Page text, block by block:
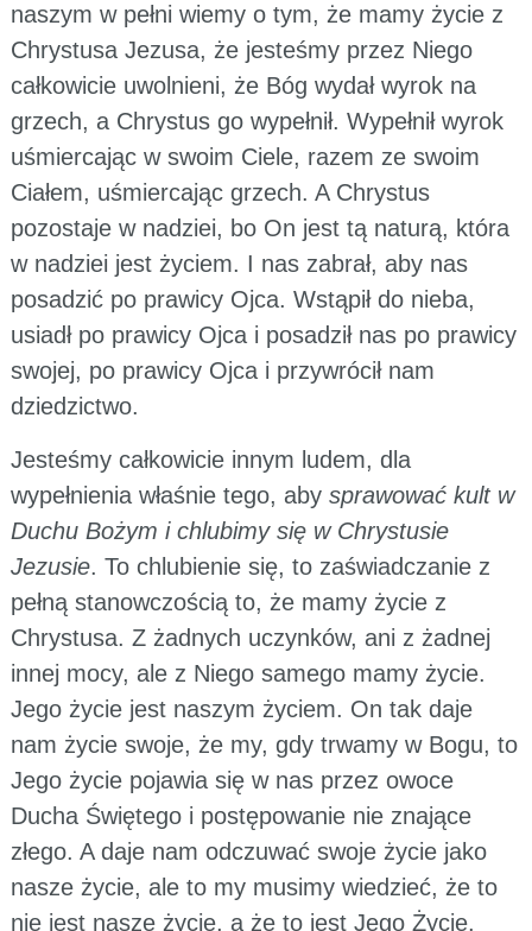
naszym w pełni wiemy o tym, że mamy życie z
Chrystusa Jezusa, że jesteśmy przez Niego
całkowicie uwolnieni, że Bóg wydał wyrok na
grzech, a Chrystus go wypełnił. Wypełnił wyrok
uśmiercając w swoim Ciele, razem ze swoim
Ciałem, uśmiercając grzech. A Chrystus
pozostaje w nadziei, bo On jest tą naturą, która
w nadziei jest życiem. I nas zabrał, aby nas
posadzić po prawicy Ojca. Wstąpił do nieba,
usiadł po prawicy Ojca i posadził nas po prawicy
swojej, po prawicy Ojca i przywrócił nam
dziedzictwo.
Jesteśmy całkowicie innym ludem, dla
wypełnienia właśnie tego, aby sprawować kult w
Duchu Bożym i chlubimy się w Chrystusie
Jezusie. To chlubienie się, to zaświadczanie z
pełną stanowczością to, że mamy życie z
Chrystusa. Z żadnych uczynków, ani z żadnej
innej mocy, ale z Niego samego mamy życie.
Jego życie jest naszym życiem. On tak daje
nam życie swoje, że my, gdy trwamy w Bogu, to
Jego życie pojawia się w nas przez owoce
Ducha Świętego i postępowanie nie znające
złego. A daje nam odczuwać swoje życie jako
nasze życie, ale to my musimy wiedzieć, że to
nie jest nasze życie, a że to jest Jego Życie.